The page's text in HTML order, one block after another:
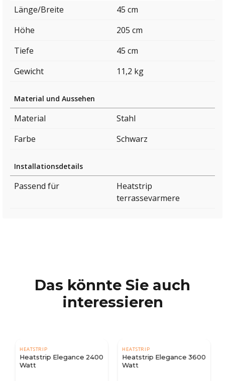
Länge/Breite
45 cm
Höhe
205 cm
Tiefe
45 cm
Gewicht
11,2 kg
Material und Aussehen
Material
Stahl
Farbe
Schwarz
Installationsdetails
Passend für
Heatstrip
terrassevarmere
Das könnte Sie auch
interessieren
HEATSTRIP
Heatstrip Elegance 2400
Watt
HEATSTRIP
Heatstrip Elegance 3600
Watt